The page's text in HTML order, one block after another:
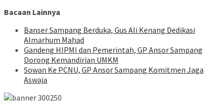
Bacaan Lainnya
Banser Sampang Berduka, Gus Ali Kenang Dedikasi
Almarhum Mahad
Gandeng HIPMI dan Pemerintah, GP Ansor Sampang
Dorong Kemandirian UMKM
Sowan Ke PCNU, GP Ansor Sampang Komitmen Jaga
Aswaja